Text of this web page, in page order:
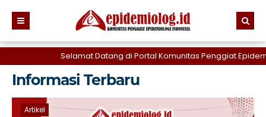
Selamat Datang di Portal Komunitas Penggiat
Informasi Terbaru
Artikel